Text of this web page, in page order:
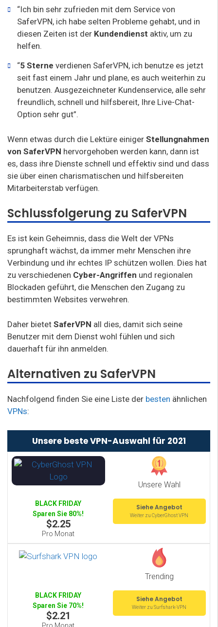
“Ich bin sehr zufrieden mit dem Service von
SaferVPN, ich habe selten Probleme gehabt, und in
diesen Zeiten ist der Kundendienst aktiv, um zu
helfen.
“5 Sterne verdienen SaferVPN, ich benutze es jetzt
seit fast einem Jahr und plane, es auch weiterhin zu
benutzen. Ausgezeichneter Kundenservice, alle sehr
freundlich, schnell und hilfsbereit, Ihre Live-Chat-
Option sehr gut”.
Wenn etwas durch die Lektüre einiger Stellungnahmen
von SaferVPN hervorgehoben werden kann, dann ist
es, dass ihre Dienste schnell und effektiv sind und dass
sie über einen charismatischen und hilfsbereiten
Mitarbeiterstab verfügen.
Schlussfolgerung zu SaferVPN
Es ist kein Geheimnis, dass die Welt der VPNs
sprunghaft wächst, da immer mehr Menschen ihre
Verbindung und ihr echtes IP schützen wollen. Dies hat
zu verschiedenen Cyber-Angriffen und regionalen
Blockaden geführt, die Menschen den Zugang zu
bestimmten Websites verwehren.
Daher bietet SaferVPN all dies, damit sich seine
Benutzer mit dem Dienst wohl fühlen und sich
dauerhaft für ihn anmelden.
Alternativen zu SaferVPN
Nachfolgend finden Sie eine Liste der besten ähnlichen
VPNs:
Unsere beste VPN-Auswahl für 2021
Unsere Wahl
BLACK FRIDAY
Sparen Sie 80%!
$2.25
Pro Monat
Siehe Angebot
Weiter zu CyberGhost VPN
Trending
BLACK FRIDAY
Sparen Sie 70%!
$2.21
Pro Monat
Siehe Angebot
Weiter zu Surfshark-VPN